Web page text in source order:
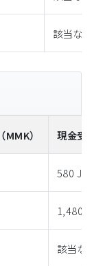
該当なし
（MMK） 現金受
580
1,480
該当な